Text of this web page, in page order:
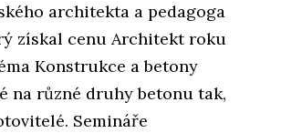
architekta a pedagoga
získal cenu Architekt roku
Konstrukce a betony
na různé druhy betonu tak,
Semináře